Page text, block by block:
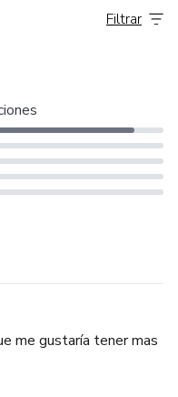
Filtrar
me gustaría tener mas